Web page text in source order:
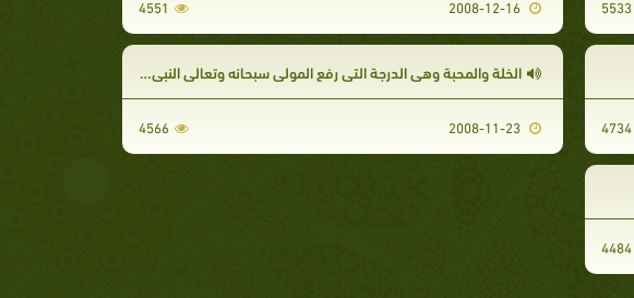
5533
2008-12-16
4551
4734
الخلة والمحبة وهي الدرجة التي رفع المولى سبحانه وتعالى النبي إليها
2008-11-23
4566
4484